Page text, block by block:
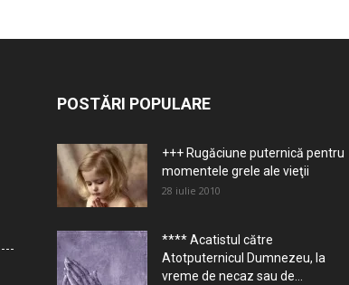
POSTĂRI POPULARE
+++ Rugăciune puternică pentru
momentele grele ale vieţii
28 iulie 2010
**** Acatistul către
Atotputernicul Dumnezeu, la
vreme de necaz sau de...